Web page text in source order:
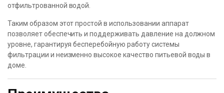
отфильтрованной водой.
Таким образом этот простой в использовании аппарат
позволяет обеспечить и поддерживать давление на должном
уровне, гарантируя бесперебойную работу системы
фильтрации и неизменно высокое качество питьевой воды в
доме.